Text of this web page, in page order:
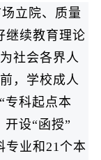
立院、质量
继续教育理论
社会各界人
，学校成人
专科起点本
设“函授”
专业和21个本